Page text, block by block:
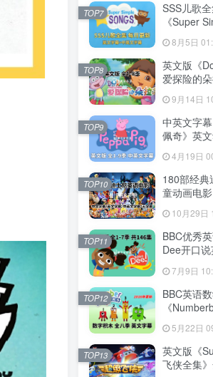
SSS儿歌
《Super
1080P高
+中英文字
MP3，百
8月5日
TOP7
英文版《
爱探险的
173集，带
频MP3，百
9月14日
TOP8
中英文字
佩奇》英
共415集，
带配套音频
下载！
4月19日
TOP9
180部经典
童动画电
720P高清
字幕，百度
10月29日
TOP10
BBC优秀
Dee开口
英文字幕，
7月9日
TOP11
BBC英语
《
198集，
文字幕，
百度网盘下
5月22日
TOP12
英文版《
飞侠全集
TOP13